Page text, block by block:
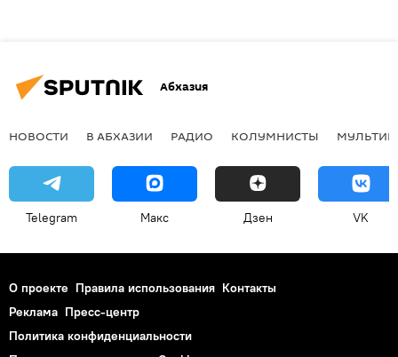
Абхазия
НОВОСТИ В АБХАЗИИ РАДИО КОЛУМНИСТЫ
Telegram Макс Дзен VK
О проекте Правила использования Контакты
Реклама Пресс-центр
Политика конфиденциальности